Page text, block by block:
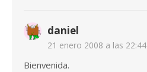
daniel
21 enero 2008 a las 22:44
Bienvenida.